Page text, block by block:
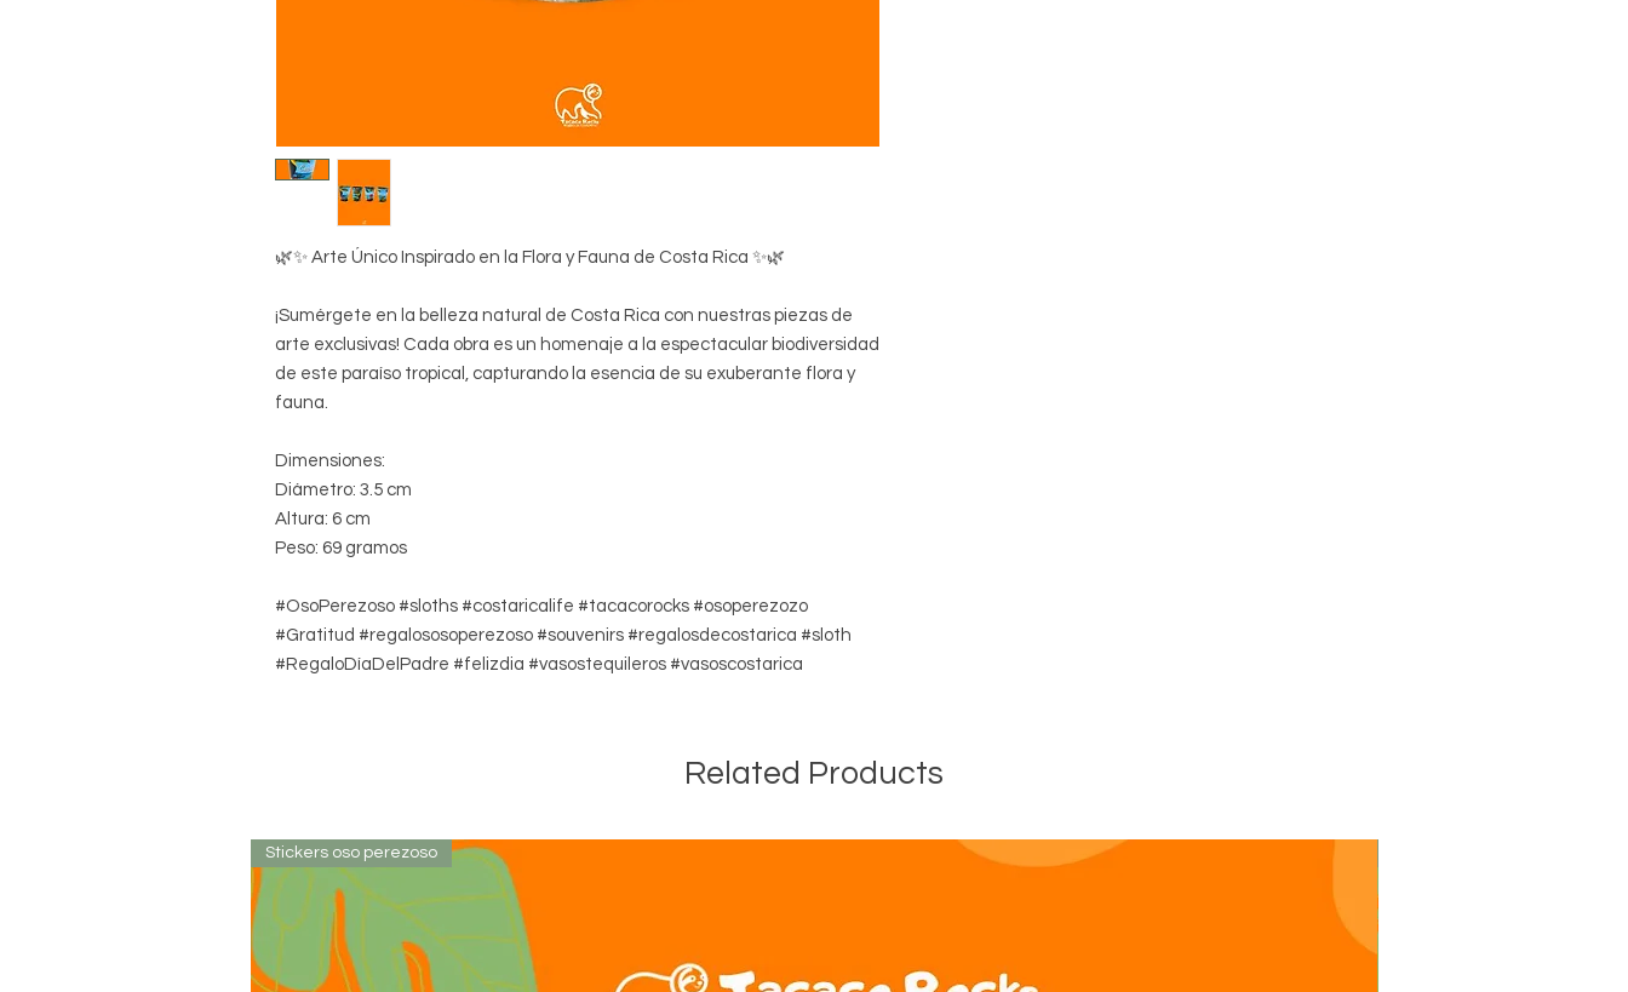
🌿✨ Arte Único Inspirado en la Flora y Fauna de Costa Rica ✨🌿
¡Sumérgete en la belleza natural de Costa Rica con nuestras piezas de
arte exclusivas! Cada obra es un homenaje a la espectacular biodiversidad
de este paraíso tropical, capturando la esencia de su exuberante flora y
fauna.
Dimensiones:
Diámetro: 3.5 cm
Altura: 6 cm
Peso: 69 gramos
#OsoPerezoso #sloths #costaricalife #tacacorocks #osoperezozo
#Gratitud #regalososoperezoso #souvenirs #regalosdecostarica #sloth
#RegaloDíaDelPadre #felizdia #vasostequileros #vasoscostarica
Related Products
Stickers oso perezoso